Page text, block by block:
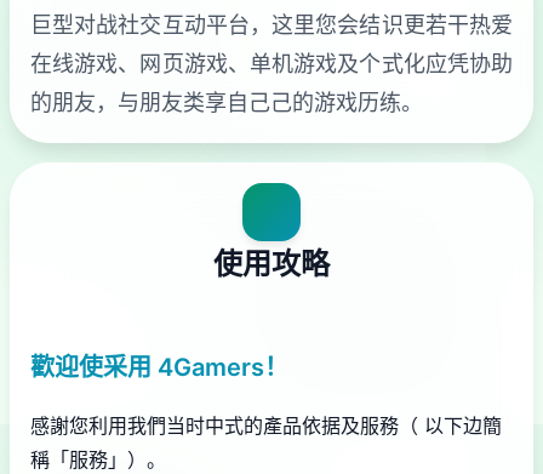
巨型对战社交互动平台，这里您会结识更若干热爱
在线游戏、网页游戏、单机游戏及个式化应凭协助
的朋友，与朋友类享自己己的游戏历练。
使用攻略
歡迎使采用 4Gamers！
感謝您利用我們当时中式的產品依据及服務（ 以下边簡
稱「服務」）。